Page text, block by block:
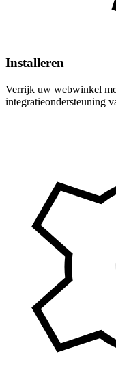
Installeren
Verrijk uw webwinkel
integratieondersteuning